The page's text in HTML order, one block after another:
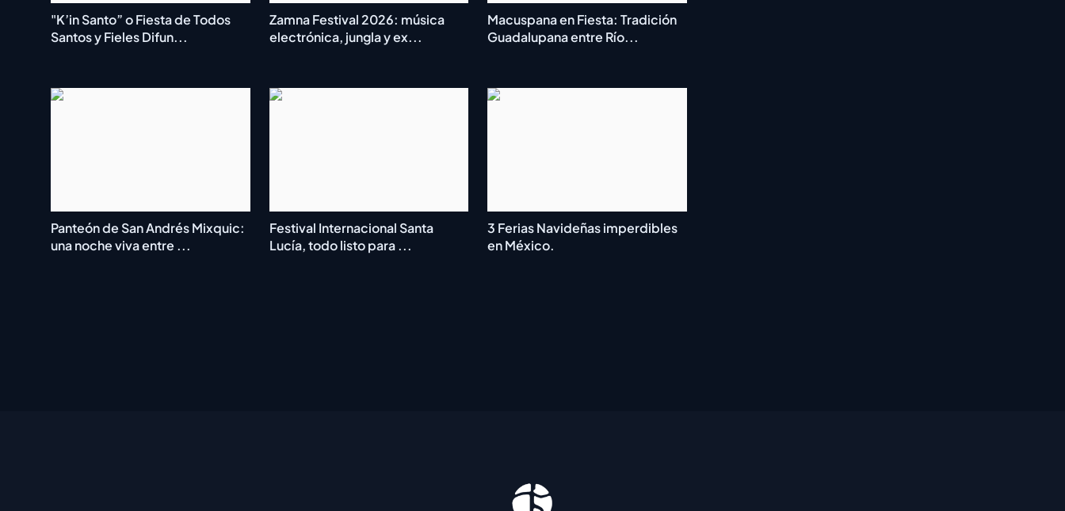
"K’in Santo” o Fiesta de Todos
Santos y Fieles Difun...
Zamna Festival 2026: música
electrónica, jungla y ex...
Macuspana en Fiesta: Tradición
Guadalupana entre Río...
Panteón de San Andrés Mixquic:
una noche viva entre ...
Festival Internacional Santa
Lucía, todo listo para ...
3 Ferias Navideñas imperdibles
en México.